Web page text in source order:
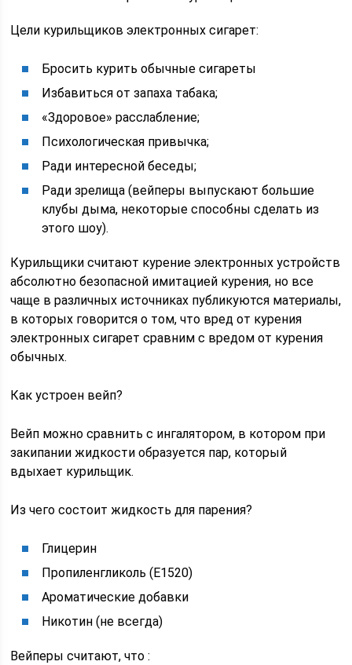
Цели курильщиков электронных сигарет:
Бросить курить обычные сигареты
Избавиться от запаха табака;
«Здоровое» расслабление;
Психологическая привычка;
Ради интересной беседы;
Ради зрелища (вейперы выпускают большие
клубы дыма, некоторые способны сделать из
этого шоу).
Курильщики считают курение электронных устройств
абсолютно безопасной имитацией курения, но все
чаще в различных источниках публикуются материалы,
в которых говорится о том, что вред от курения
электронных сигарет сравним с вредом от курения
обычных.
Как устроен вейп?
Вейп можно сравнить с ингалятором, в котором при
закипании жидкости образуется пар, который
вдыхает курильщик.
Из чего состоит жидкость для парения?
Глицерин
Пропиленгликоль (Е1520)
Ароматические добавки
Никотин (не всегда)
Вейперы считают, что :